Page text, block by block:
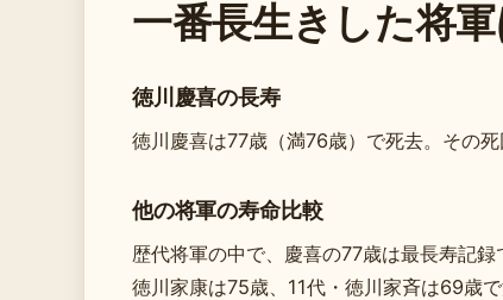
一番長生きした将
徳川慶喜の長寿
徳川慶喜は77歳（満76歳）で死去。その
他の将軍の寿命比較
歴代将軍の中で、慶喜の77歳は最長寿記録
徳川家康は75歳、11代・徳川家斉は69歳で